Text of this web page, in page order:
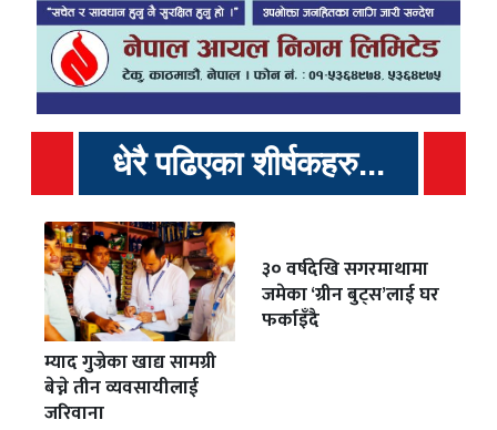
धेरै पढिएका शीर्षकहरु...
म्याद गुज्रेका खाद्य सामग्री
बेच्ने तीन व्यवसायीलाई
जरिवाना
३० वर्षदेखि सगरमाथामा
जमेका ‘ग्रीन बुट्स’लाई घर
फर्काइँदै